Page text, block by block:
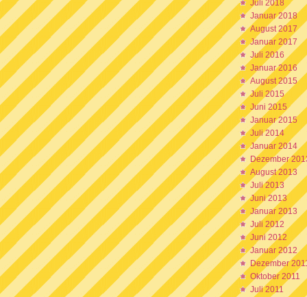
Juli 2018
Januar 2018
August 2017
Januar 2017
Juli 2016
Januar 2016
August 2015
Juli 2015
Juni 2015
Januar 2015
Juli 2014
Januar 2014
Dezember
August 2013
Juli 2013
Juni 2013
Januar 2013
Juli 2012
Juni 2012
Januar 2012
Dezember
Oktober 2011
Juli 2011